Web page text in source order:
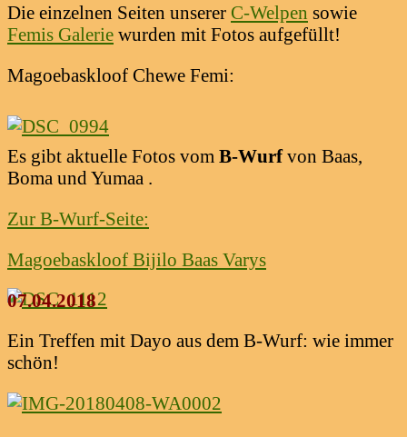
Die einzelnen Seiten unserer C-Welpen sowie
Femis Galerie wurden mit Fotos aufgefüllt!
Magoebaskloof Chewe Femi:
Es gibt aktuelle Fotos vom B-Wurfvon Baas,
Boma und Yumaa .
Zur B-Wurf-Seite:
Magoebaskloof Bijilo Baas Varys
07.04.2018
Ein Treffen mit Dayo aus dem B-Wurf: wie immer
schön!